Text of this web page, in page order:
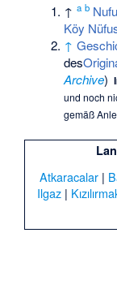
↑a b
Köy
↑
des
Archive)
und noch
gemäß
Atkaracalar |
Ilgaz|